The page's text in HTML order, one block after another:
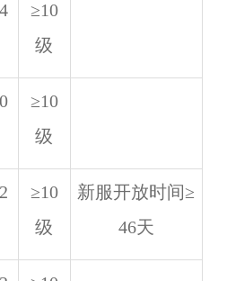
≥10
级
≥10
级
≥10
级
新服开放时间≥
46天